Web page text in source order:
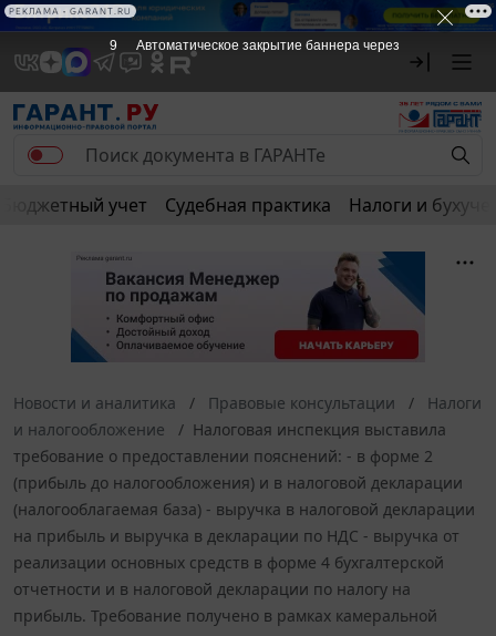
Бюджетный учет Судебная практика Налоги и
Новости и аналитика Правовые консультации
Налоги
и налогообложение
Налоговая инспекция выставила
требование о предоставлении пояснений: - в форме 2
(прибыль до налогообложения) и в налоговой декларации
(налогооблагаемая база) - выручка в налоговой декларации
на прибыль и выручка в декларации по НДС - выручка от
реализации основных средств в форме 4 бухгалтерской
отчетности и в налоговой декларации по налогу на
прибыль. Требование получено в рамках камеральной
9 Автоматическое закрытие баннера через
РЕКЛАМА • GARANT.RU